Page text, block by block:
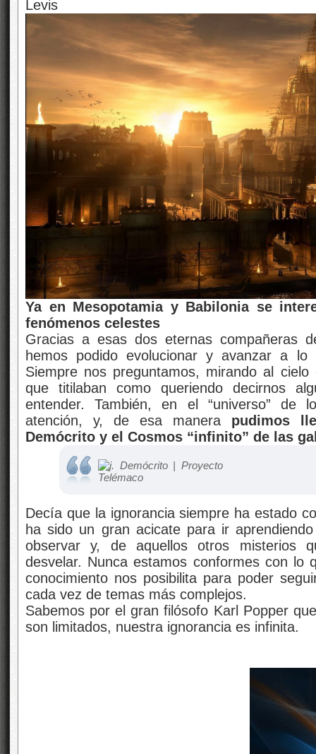
Ya en Mesopotamia y Babilonia se
fenómenos celestes
Gracias a esas dos eternas compañeras
hemos podido evolucionar y avanzar a
Siempre nos preguntamos, mirando al
que titilaban como queriendo decirnos
entender. También, en el “universo” de
atención, y, de esa manera pudimos
Demócrito y el Cosmos “infinito” de las
Decía que la ignorancia siempre ha estado
ha sido un gran acicate para ir
observar y, de aquellos otros misterios
desvelar. Nunca estamos conformes con lo
conocimiento nos posibilita para poder
cada vez de temas más complejos.
Sabemos por el gran filósofo Karl Popper
son limitados, nuestra ignorancia es infinita.